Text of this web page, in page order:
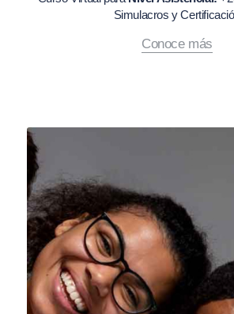
Simulacros y
Conoce más